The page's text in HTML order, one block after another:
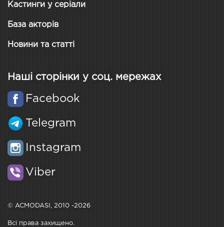
Кастинги у серіали
База акторів
Новини та статті
Наші сторінки у соц. мережах
Facebook
Telegram
Instagram
Viber
© ACMODASI, 2010 -2026
Всі права захищено.